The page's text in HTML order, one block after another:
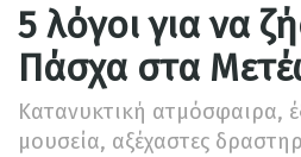
5 λόγοι για να
Πάσχα στα
Κατανυκτική ατμόσφαιρα,
μουσεία, αξέχαστες